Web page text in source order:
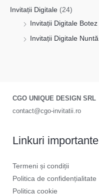
Invitații Digitale (24)
Invitații Digitale Botez
Invitații Digitale Nuntă
CGO UNIQUE DESIGN SRL
contact@cgo-invitatii.ro
Linkuri importante
Termeni și condiții
Politica de confidențialitate
Politica cookie